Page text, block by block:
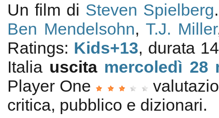
Un film di Steven Spielberg
Ben Mendelsohn,T.J. Miller
Ratings: Kids+13, durata
Italia uscita mercoledì 28
Player One
critica, pubblico e dizionari.